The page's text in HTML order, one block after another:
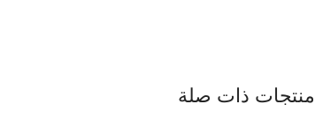
منتجات ذات صلة